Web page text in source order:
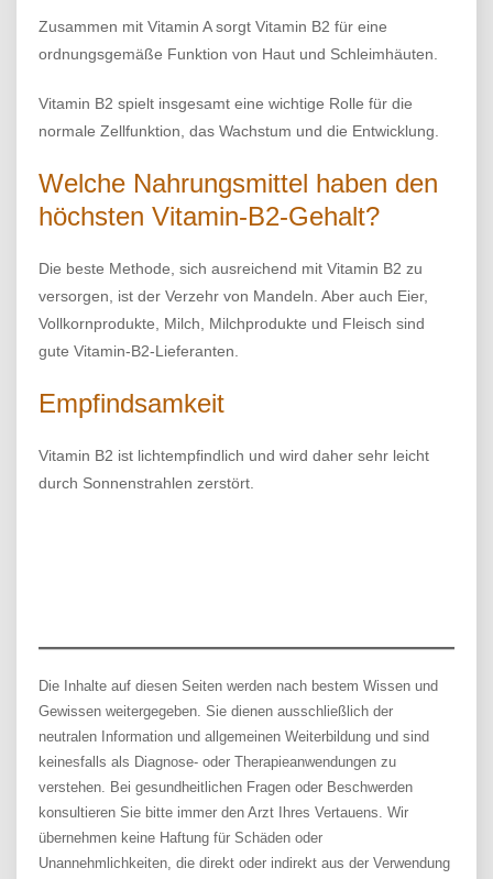
Zusammen mit Vitamin A sorgt Vitamin B2 für eine
ordnungsgemäße Funktion von Haut und Schleimhäuten.
Vitamin B2 spielt insgesamt eine wichtige Rolle für die
normale Zellfunktion, das Wachstum und die Entwicklung.
Welche Nahrungsmittel haben den
höchsten Vitamin-B2-Gehalt?
Die beste Methode, sich ausreichend mit Vitamin B2 zu
versorgen, ist der Verzehr von Mandeln. Aber auch Eier,
Vollkornprodukte, Milch, Milchprodukte und Fleisch sind
gute Vitamin-B2-Lieferanten.
Empfindsamkeit
Vitamin B2 ist lichtempfindlich und wird daher sehr leicht
durch Sonnenstrahlen zerstört.
Die Inhalte auf diesen Seiten werden nach bestem Wissen und
Gewissen weitergegeben. Sie dienen ausschließlich der
neutralen Information und allgemeinen Weiterbildung und sind
keinesfalls als Diagnose- oder Therapieanwendungen zu
verstehen. Bei gesundheitlichen Fragen oder Beschwerden
konsultieren Sie bitte immer den Arzt Ihres Vertauens. Wir
übernehmen keine Haftung für Schäden oder
Unannehmlichkeiten, die direkt oder indirekt aus der Verwendung